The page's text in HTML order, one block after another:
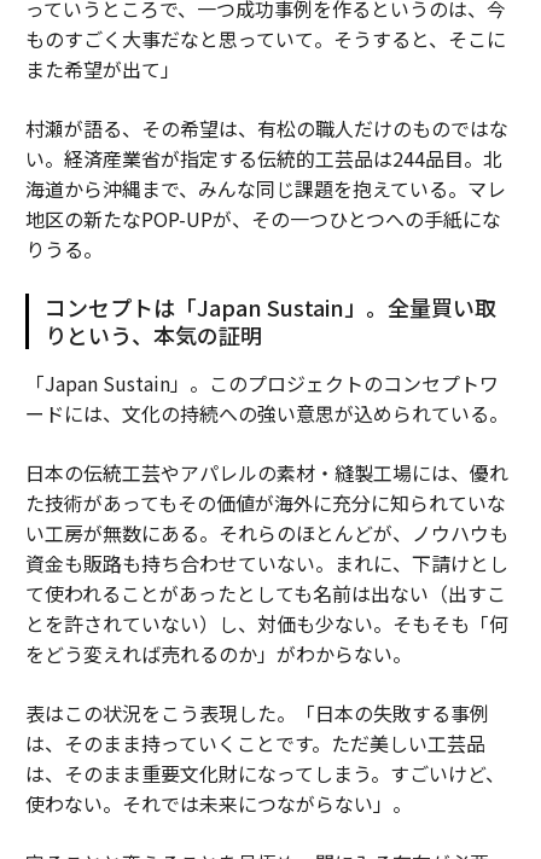
っていうところで、一つ成功事例を作るというのは、今
ものすごく大事だなと思っていて。そうすると、そこに
また希望が出て」
村瀬が語る、その希望は、有松の職人だけのものではな
い。経済産業省が指定する伝統的工芸品は244品目。北
海道から沖縄まで、みんな同じ課題を抱えている。マレ
地区の新たなPOP-UPが、その一つひとつへの手紙にな
りうる。
コンセプトは「Japan Sustain」。全量買い取
りという、本気の証明
「Japan Sustain」。このプロジェクトのコンセプトワ
ードには、文化の持続への強い意思が込められている。
日本の伝統工芸やアパレルの素材・縫製工場には、優れ
た技術があってもその価値が海外に充分に知られていな
い工房が無数にある。それらのほとんどが、ノウハウも
資金も販路も持ち合わせていない。まれに、下請けとし
て使われることがあったとしても名前は出ない（出すこ
とを許されていない）し、対価も少ない。そもそも「何
をどう変えれば売れるのか」がわからない。
表はこの状況をこう表現した。「日本の失敗する事例
は、そのまま持っていくことです。ただ美しい工芸品
は、そのまま重要文化財になってしまう。すごいけど、
使わない。それでは未来につながらない」。